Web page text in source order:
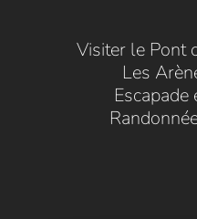
Visiter le Pont
Les
Escapade